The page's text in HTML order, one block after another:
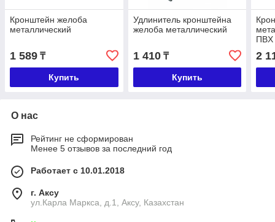
Кронштейн желоба
металлический
1 589 ₸
Купить
Удлинитель кронштейна
желоба металлический
1 410₸
Купить
ПВX
2
О нас
Рейтинг не сформирован
Менее 5 отзывов за последний год
Работает с 10.01.2018
г. Аксу
ул.Карла Маркса, д.1, Аксу, Казахстан